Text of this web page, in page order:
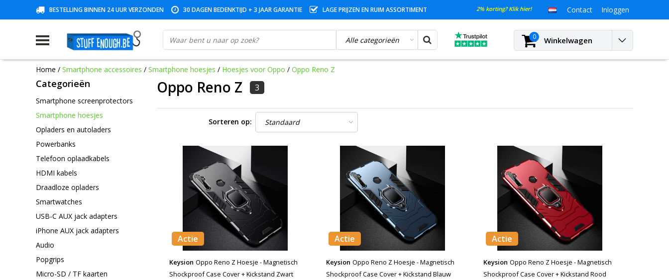
BESTELLING BINNEN 24 UUR VERZONDEN 30 DAGEN BEDENKTIJD + 3 JAAR GARANTIE LAGE PRIJZEN EN RUIM ASSORTIMENT 2% korting? Klik hier! Contact Inloggen
0 Winkelwagen
Home / Smartphone accessoires / Smartphone hoesjes / Hoesjes voor Oppo / Oppo Reno Z
Categorieën
Smartphone screenprotectors
Smartphone hoesjes
Opladers en autoladers
Powerbanks
Telefoon oplaadkabels
HDMI kabels
Draadloze opladers
Smartwatches
USB-C AUX jack adapters
iPhone AUX jack adapters
Audio
Popgrips
Micro-SD / TF kaarten
Oppo Reno Z 3
Sorteren op:
Actie
Keysion Oppo Reno Z Hoesje - Magnetisch
Shockproof Case Cover + Kickstand Zwart
Actie
Keysion Oppo Reno Z Hoesje - Magnetisch
Shockproof Case Cover + Kickstand Blauw
Actie
Keysion Oppo Reno Z Hoesje - Magnetisch
Shockproof Case Cover + Kickstand Rood